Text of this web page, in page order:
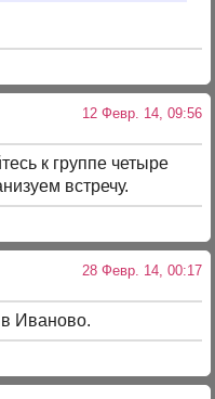
12 Февр. 14, 09:56
к группе четыре
встречу.
28 Февр. 14, 00:17
в Иваново.